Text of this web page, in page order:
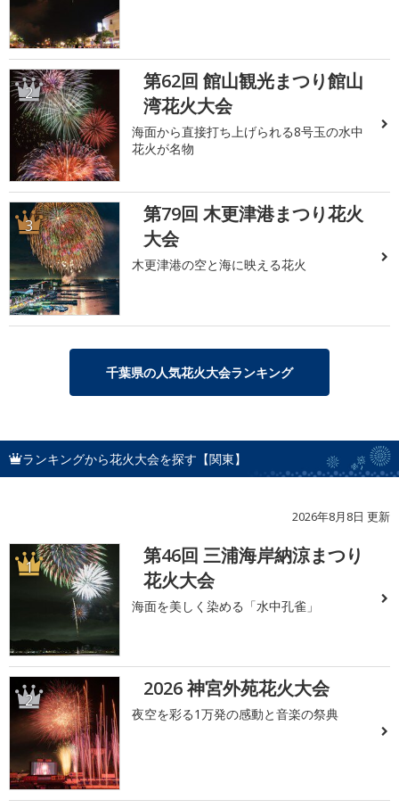
2
第62回 館山観光まつり館山
湾花火大会
海面から直接打ち上げられる8号玉の水中
花火が名物
3
第79回 木更津港まつり花火
大会
木更津港の空と海に映える花火
千葉県の人気花火大会ランキング
ランキングから花火大会を探す【関東】
2026年8月8日 更新
1
第46回 三浦海岸納涼まつり
花火大会
海面を美しく染める「水中孔雀」
2 2026 神宮外苑花火大会
夜空を彩る1万発の感動と音楽の祭典